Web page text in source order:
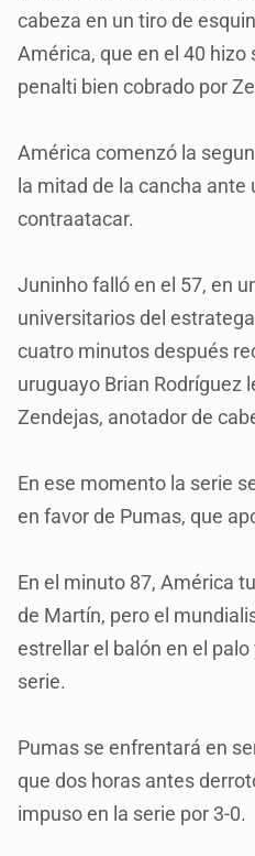
cabeza en un tiro de
América, que en el 40 hizo
penalti bien cobrado por
América comenzó la
la mitad de la cancha ante
contraatacar.
Juninho falló en el 57, en
universitarios del
cuatro minutos después
uruguayo Brian Rodríguez
Zendejas, anotador de
En ese momento la serie
en favor de Pumas, que
En el minuto 87, América
de Martín, pero el
estrellar el balón en el
serie.
Pumas se enfrentará en
que dos horas antes
impuso en la serie por 3-0.